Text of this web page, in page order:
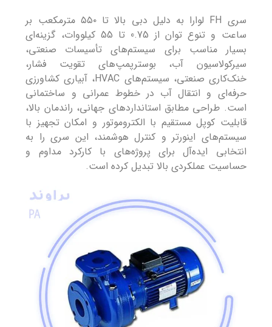
سری FH لوارا به دلیل دبی بالا تا ۵۵۰ مترمکعب بر
ساعت و تنوع توان از 0.75 تا 55 کیلووات، گزینه‌ای
بسیار مناسب برای سیستم‌های تأسیسات صنعتی،
سیرکولاسیون آب، بوسترپمپ‌های تقویت فشار،
خنک‌کاری صنعتی، سیستم‌های HVAC، آبیاری کشاورزی
حرفه‌ای و انتقال آب در خطوط عمرانی و ساختمانی
است. طراحی مطابق استانداردهای جهانی، راندمان بالا،
قابلیت کوپل مستقیم با الکتروموتور و امکان تجهیز با
سیستم‌های اینورتر و کنترل هوشمند، این سری را به
انتخابی ایده‌آل برای پروژه‌های با کارکرد مداوم و
حساسیت عملکردی بالا تبدیل کرده است.